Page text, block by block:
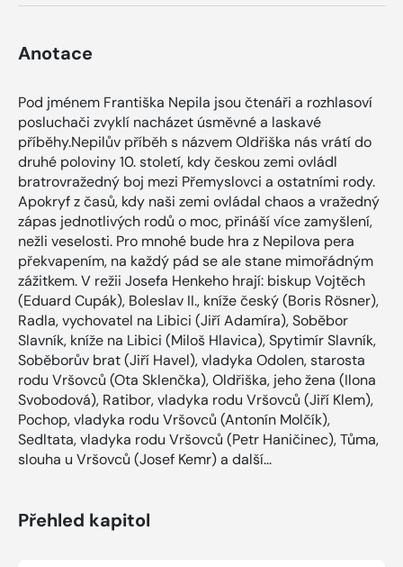
Anotace
Pod jménem Františka Nepila jsou čtenáři a rozhlasoví
posluchači zvyklí nacházet úsměvné a laskavé
příběhy.Nepilův příběh s názvem Oldřiška nás vrátí do
druhé poloviny 10. století, kdy českou zemi ovládl
bratrovražedný boj mezi Přemyslovci a ostatními rody.
Apokryf z časů, kdy naši zemi ovládal chaos a vražedný
zápas jednotlivých rodů o moc, přináší více zamyšlení,
nežli veselosti. Pro mnohé bude hra z Nepilova pera
překvapením, na každý pád se ale stane mimořádným
zážitkem. V režii Josefa Henkeho hrají: biskup Vojtěch
(Eduard Cupák), Boleslav II., kníže český (Boris Rösner),
Radla, vychovatel na Libici (Jiří Adamíra), Soběbor
Slavník, kníže na Libici (Miloš Hlavica), Spytimír Slavník,
Soběborův brat (Jiří Havel), vladyka Odolen, starosta
rodu Vršovců (Ota Sklenčka), Oldřiška, jeho žena (Ilona
Svobodová), Ratibor, vladyka rodu Vršovců (Jiří Klem),
Pochop, vladyka rodu Vršovců (Antonín Molčík),
Sedltata, vladyka rodu Vršovců (Petr Haničinec), Tůma,
slouha u Vršovců (Josef Kemr) a další...
Přehled kapitol